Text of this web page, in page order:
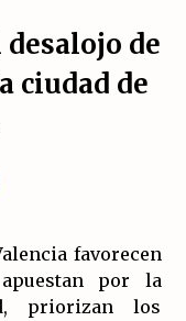
del Encuentro
industrial
Palestina.
de
ciudad de
favorecen
por la
priorizan los